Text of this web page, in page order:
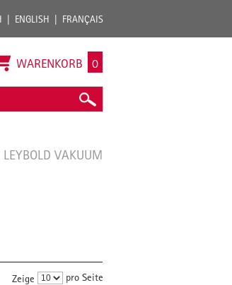
ENGLISH FRANÇAIS
WARENKORB 0
LEYBOLD VAKUUM
Zeige pro Seite